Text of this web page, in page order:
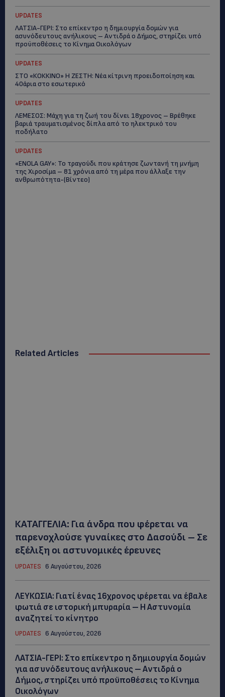
UPDATES
ΛΑΤΣΙΑ-ΓΕΡΙ: Στο επίκεντρο η δημιουργία δομών για
ασυνόδευτους ανήλικους – Αντιδρά ο Δήμος, στηρίζει υπό
προϋποθέσεις το Κίνημα Οικολόγων
UPDATES
ΣΤΟ «ΚΟΚΚΙΝΟ» Η ΖΕΣΤΗ: Νέα κίτρινη προειδοποίηση και
40άρια στο εσωτερικό
UPDATES
ΛΕΜΕΣΟΣ: Μάχη για τη ζωή του δίνει 18χρονος – Βρέθηκε
βαριά τραυματισμένος δίπλα από το ηλεκτρικό του
ποδήλατο
UPDATES
«ENOLA GAY»: Το τραγούδι που κράτησε ζωντανή τη μνήμη
της Χιροσίμα – 81 χρόνια από τη μέρα που άλλαξε την
ανθρωπότητα-(Bίντεο)
Related Articles
ΚΑΤΑΓΓΕΛΙΑ: Για άνδρα που φέρεται να
παρενοχλούσε γυναίκες στο Δασούδι – Σε
εξέλιξη οι αστυνομικές έρευνες
UPDATES 6 Αυγούστου, 2026
ΛΕΥΚΩΣΙΑ: Γιατί ένας 16χρονος φέρεται να έβαλε
φωτιά σε ιστορική μπυραρία – Η Αστυνομία
αναζητεί το κίνητρο
UPDATES 6 Αυγούστου, 2026
ΛΑΤΣΙΑ-ΓΕΡΙ: Στο επίκεντρο η δημιουργία δομών
για ασυνόδευτους ανήλικους – Αντιδρά ο
Δήμος, στηρίζει υπό προϋποθέσεις το Κίνημα
Οικολόγων